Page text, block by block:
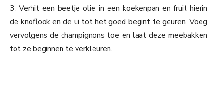
3. Verhit een beetje olie in een koekenpan en fruit hierin
de knoflook en de ui tot het goed begint te geuren. Voeg
vervolgens de champignons toe en laat deze meebakken
tot ze beginnen te verkleuren.